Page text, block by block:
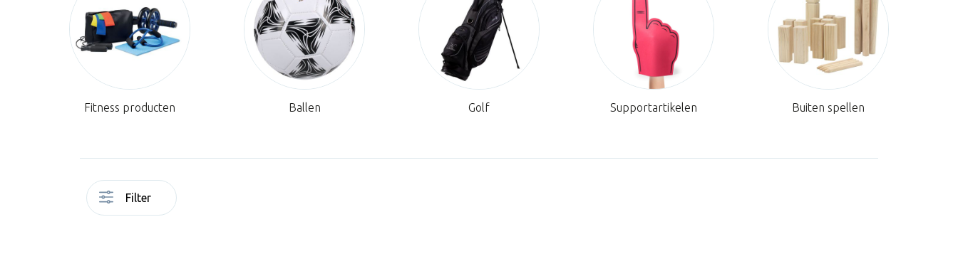
Fitness producten Ballen Golf Supportartikelen Buiten spellen
Filter